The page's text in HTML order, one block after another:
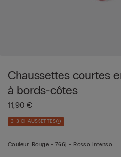
Chaussettes courtes
à bords-côtes
11,90 €
3+3 CHAUSSETTES
Couleur: Rouge - 766j - Rosso Intenso